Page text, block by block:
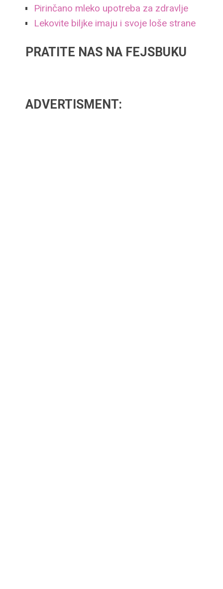
Pirinčano mleko upotreba za zdravlje
Lekovite biljke imaju i svoje loše strane
PRATITE NAS NA FEJSBUKU
ADVERTISMENT: